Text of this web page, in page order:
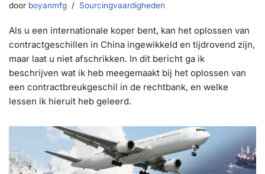
door boyanmfg Sourcingvaardigheden
Als u een internationale koper bent, kan het oplossen van
contractgeschillen in China ingewikkeld en tijdrovend zijn,
maar laat u niet afschrikken. In dit bericht ga ik
beschrijven wat ik heb meegemaakt bij het oplossen van
een contractbreukgeschil in de rechtbank, en welke
lessen ik hieruit heb geleerd.